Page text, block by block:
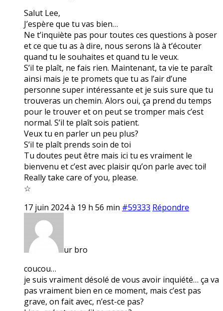
Salut Lee,
J’espère que tu vas bien…
Ne t’inquiète pas pour toutes ces questions à poser
et ce que tu as à dire, nous serons là à t’écouter
quand tu le souhaites et quand tu le veux.
S’il te plaît, ne fais rien. Maintenant, ta vie te paraît
ainsi mais je te promets que tu as l’air d’une
personne super intéressante et je suis sure que tu
trouveras un chemin. Alors oui, ça prend du temps
pour le trouver et on peut se tromper mais c’est
normal. S’il te plaît sois patient.
Veux tu en parler un peu plus?
S’il te plaît prends soin de toi
Tu doutes peut être mais ici tu es vraiment le
bienvenu et c’est avec plaisir qu’on parle avec toi!
Really take care of you, please.
☆
17 juin 2024 à 19 h 56 min #59333 Répondre
ur bro
coucou…
je suis vraiment désolé de vous avoir inquiété… ça va
pas vraiment bien en ce moment, mais c’est pas
grave, on fait avec, n’est-ce pas?